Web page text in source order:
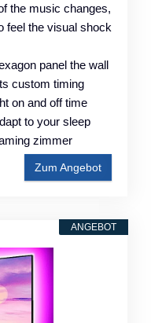
the music changes,
feel the visual shock
panel the wall
custom timing
on and off time
to your sleep
zimmer
Zum Angebot
ANGEBOT